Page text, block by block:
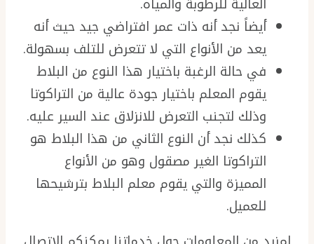
أيضاً نجد أنه ذات عمر افتراضي جيد حيث أنه
يعد من الأنواع التي لا تتعرض للتلف بسهولة.
في حالة الرغبة باختيار هذا النوع من البلاط
يقوم المعلم باختيار جودة عالية من التراكوتا
وذلك لتجنب التعرض للانزلاق عند السير عليه.
كذلك نجد أن النوع الثاني من هذا البلاط هو
التراكوتا الغير مصقول وهو من الأنواع
المميزة والتي يقوم معلم البلاط بترشيحها
للعميل.